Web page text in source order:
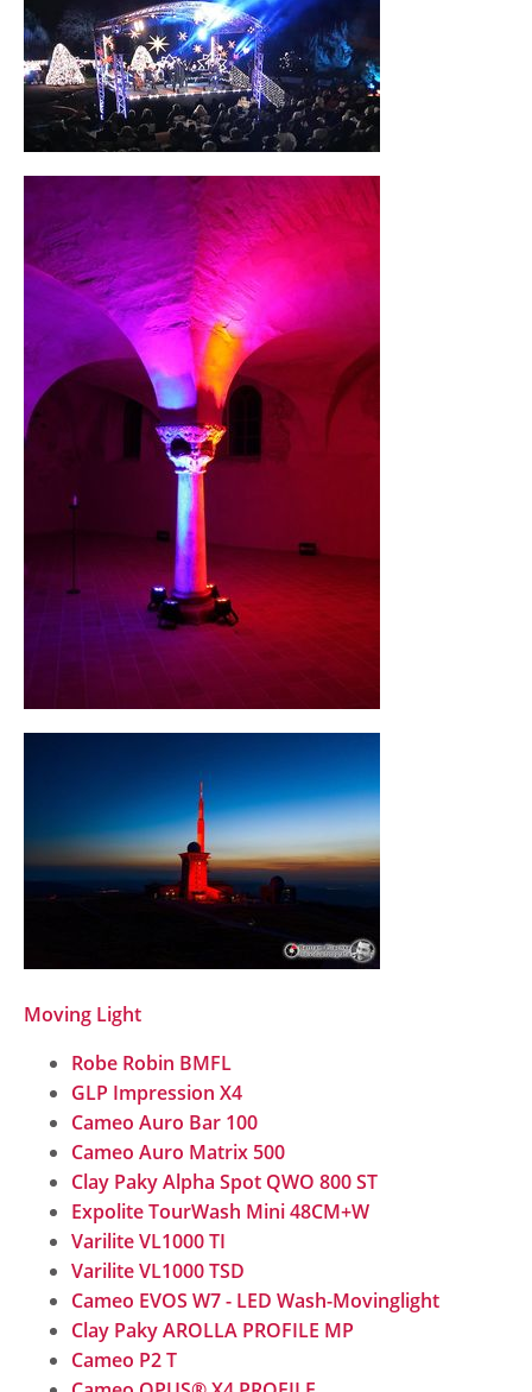
Moving Light
Robe Robin BMFL
GLP Impression X4
Cameo Auro Bar 100
Cameo Auro Matrix 500
Clay Paky Alpha Spot QWO 800 ST
Expolite TourWash Mini 48CM+W
Varilite VL1000 TI
Varilite VL1000 TSD
Cameo EVOS W7 - LED Wash-Movinglight
Clay Paky AROLLA PROFILE MP
Cameo P2 T